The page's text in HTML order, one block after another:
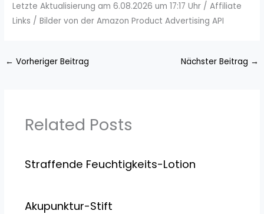
Letzte Aktualisierung am 6.08.2026 um 17:17 Uhr / Affiliate
Links / Bilder von der Amazon Product Advertising API
← Vorheriger Beitrag Nächster Beitrag →
Related Posts
Straffende Feuchtigkeits-Lotion
Akupunktur-Stift